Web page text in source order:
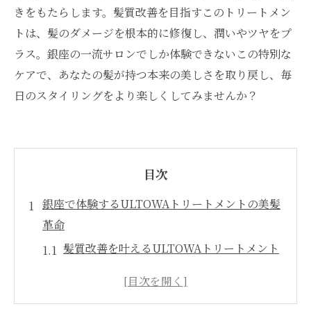
きをもたらします。髪質改善を目指すこのトリートメン
トは、髪のダメージを根本的に修復し、潤いやツヤをプ
ラス。銀座の一流サロンでしか体験できないこの特別な
ケアで、あなたの髪が持つ本来の美しさを取り戻し、毎
日のスタイリングをより楽しくしてみませんか？
目次
銀座で体験するULTOWAトリートメントの美髪
革命
髪質改善を叶えるULTOWAトリートメント